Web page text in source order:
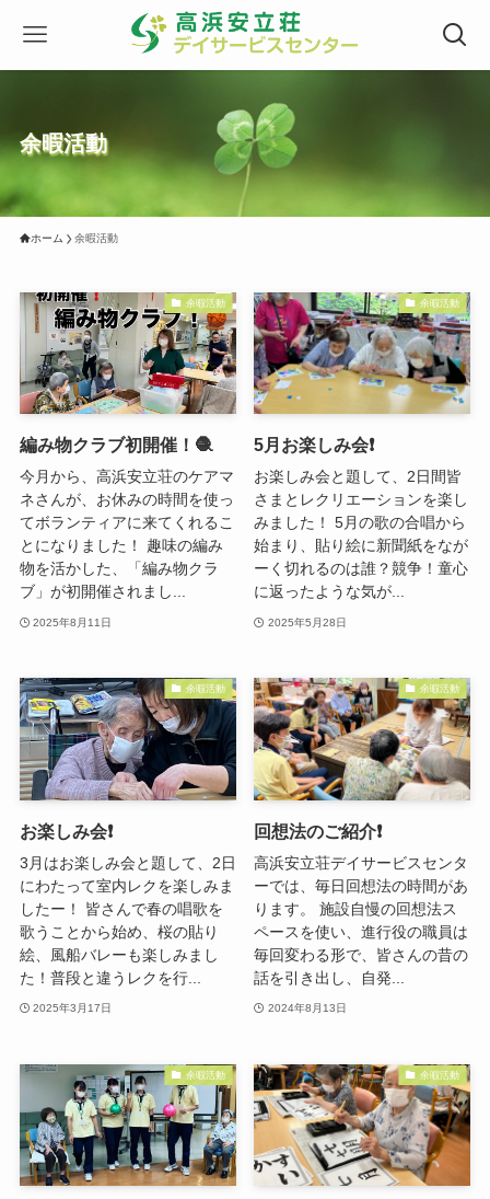
余暇活動
ホーム 余暇活動
余暇活動
編み物クラブ初開催！🧶
今月から、高浜安立荘のケアマ
ネさんが、お休みの時間を使っ
てボランティアに来てくれるこ
とになりました！ 趣味の編み
物を活かした、「編み物クラ
ブ」が初開催されまし...
2025年8月11日
余暇活動
5月お楽しみ会❗️
お楽しみ会と題して、2日間皆
さまとレクリエーションを楽し
みました！ 5月の歌の合唱から
始まり、貼り絵に新聞紙をなが
ーく切れるのは誰？競争！童心
に返ったような気が...
2025年5月28日
余暇活動
お楽しみ会❗️
3月はお楽しみ会と題して、2日
にわたって室内レクを楽しみま
したー！ 皆さんで春の唱歌を
歌うことから始め、桜の貼り
絵、風船バレーも楽しみまし
た！普段と違うレクを行...
2025年3月17日
余暇活動
回想法のご紹介❗️
高浜安立荘デイサービスセンタ
ーでは、毎日回想法の時間があ
ります。 施設自慢の回想法ス
ペースを使い、進行役の職員は
毎回変わる形で、皆さんの昔の
話を引き出し、自発...
2024年8月13日
余暇活動 余暇活動